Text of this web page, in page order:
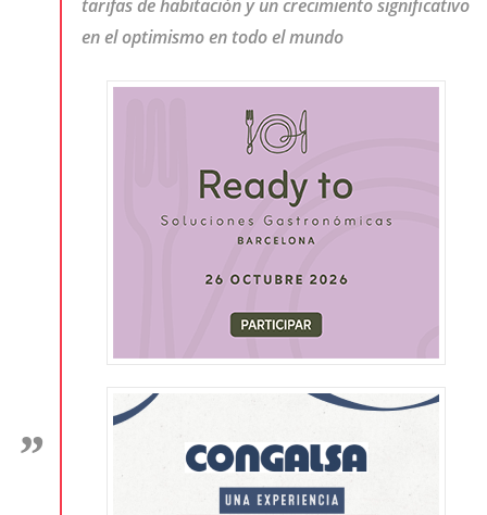
tarifas de habitación y un crecimiento significativo
en el optimismo en todo el mundo